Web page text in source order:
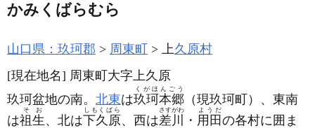
かみくばらむら
山口県：玖珂郡 周東町 上久原村
[現在地名] 周東町大字上久原
玖珂盆地の南。 北東は玖珂本郷
くがほんごう
（現玖珂町） 、東南
は祖生
そお
、北は下久原
しもくばら
、西は差川
さすがわ
・ 用田
ようだ
の各村に囲ま